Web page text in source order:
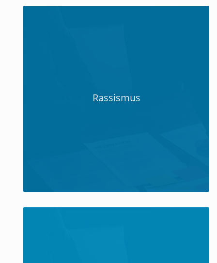
Rassismus